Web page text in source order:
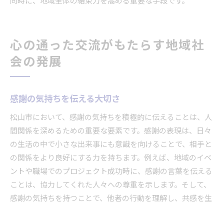
心の通った交流がもたらす地域社
会の発展
感謝の気持ちを伝える大切さ
松山市において、感謝の気持ちを積極的に伝えることは、人
間関係を深めるための重要な要素です。感謝の表現は、日々
の生活の中で小さな出来事にも意識を向けることで、相手と
の関係をより良好にする力を持ちます。例えば、地域のイベ
ントや職場でのプロジェクト成功時に、感謝の言葉を伝える
ことは、協力してくれた人々への尊重を示します。そして、
感謝の気持ちを持つことで、他者の行動を理解し、共感を生